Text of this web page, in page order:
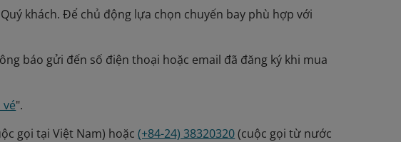
khách. Để chủ động lựa chọn chuyến bay phù hợp với
báo gửi đến số điện thoại hoặc email đã đăng ký khi mua
vé".
gọi tại Việt Nam) hoặc(+84-24) 38320320(cuộc gọi từ nước